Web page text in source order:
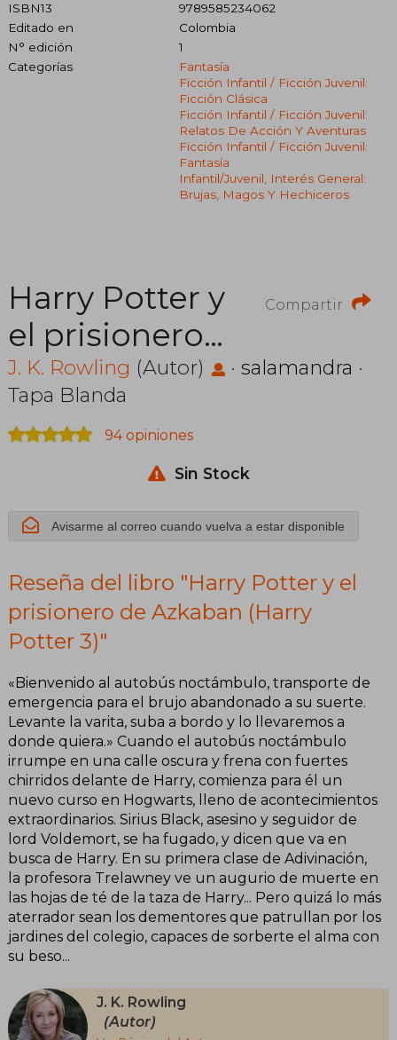
ISBN13
9789585234062
Editado en
Colombia
N° edición
1
Categorías
Fantasía
Ficción Infantil / Ficción Juvenil:
Ficción Clásica
Ficción Infantil / Ficción Juvenil:
Relatos De Acción Y Aventuras
Ficción Infantil / Ficción Juvenil:
Fantasía
Infantil/juvenil, Interés General:
Brujas, Magos Y Hechiceros
Compartir
Harry Potter y
el prisionero
de Azkaban
(Harry Potter
3)
J. K. Rowling (Autor) · salamandra ·
Tapa Blanda
94 opiniones
Sin Stock
Avisarme al correo cuando vuelva a estar disponible
Reseña del libro "Harry Potter y el
prisionero de Azkaban (Harry
Potter 3)"
«Bienvenido al autobús noctámbulo, transporte de
emergencia para el brujo abandonado a su suerte.
Levante la varita, suba a bordo y lo llevaremos a
donde quiera.» Cuando el autobús noctámbulo
irrumpe en una calle oscura y frena con fuertes
chirridos delante de Harry, comienza para él un
nuevo curso en Hogwarts, lleno de acontecimientos
extraordinarios. Sirius Black, asesino y seguidor de
lord Voldemort, se ha fugado, y dicen que va en
busca de Harry. En su primera clase de Adivinación,
la profesora Trelawney ve un augurio de muerte en
las hojas de té de la taza de Harry... Pero quizá lo más
aterrador sean los dementores que patrullan por los
jardines del colegio, capaces de sorberte el alma con
su beso...
J. K. Rowling
(Autor)